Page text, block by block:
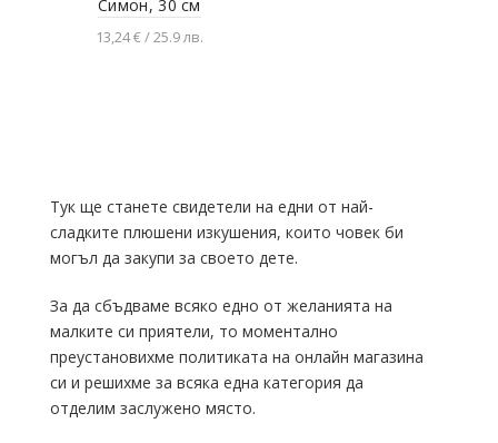
Симон, 30 см
13,24 € / 25.9 лв.
Тук ще станете свидетели на едни от най-
сладките плюшени изкушения, които човек би
могъл да закупи за своето дете.
За да сбъдваме всяко едно от желанията на
малките си приятели, то моментално
преустановихме политиката на онлайн магазина
си и решихме за всяка една категория да
отделим заслужено място.